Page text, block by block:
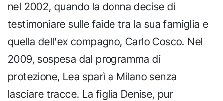
nel 2002, quando la donna decise di
testimoniare sulle faide tra la sua famiglia e
quella dell'ex compagno, Carlo Cosco. Nel
2009, sospesa dal programma di
protezione, Lea sparì a Milano senza
lasciare tracce. La figlia Denise, pur